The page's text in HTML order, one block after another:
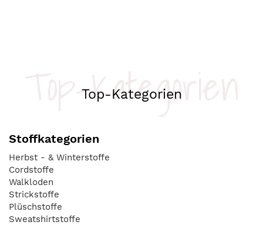
Top-Kategorien
Top-Kategorien
Stoffkategorien
Herbst - & Winterstoffe
Cordstoffe
Walkloden
Strickstoffe
Plüschstoffe
Sweatshirtstoffe